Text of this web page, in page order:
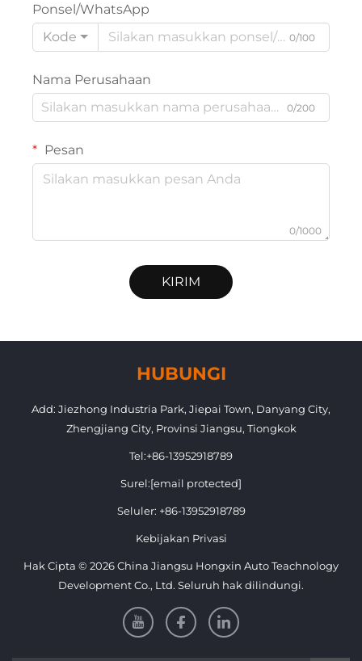
Ponsel/WhatsApp
Kode
0/100
Nama Perusahaan
0/200
Pesan
0/1000
KIRIM
HUBUNGI
Add: Jiezhong Industria Park, Jiepai Town, Danyang City,
Zhengjiang City, Provinsi Jiangsu, Tiongkok
Tel:+86-13952918789
Surel:[email protected]
Seluler: +86-13952918789
Kebijakan Privasi
Hak Cipta © 2026 China Jiangsu Hongxin Auto Teachnology
Development Co., Ltd. Seluruh hak dilindungi.